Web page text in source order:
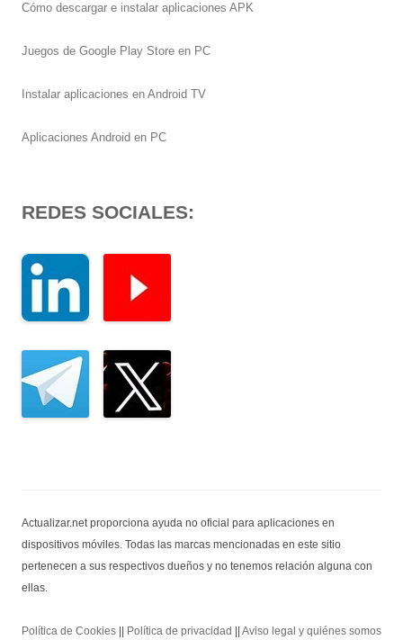
Cómo descargar e instalar aplicaciones APK
Juegos de Google Play Store en PC
Instalar aplicaciones en Android TV
Aplicaciones Android en PC
REDES SOCIALES:
Actualizar.net proporciona ayuda no oficial para aplicaciones en
dispositivos móviles. Todas las marcas mencionadas en este sitio
pertenecen a sus respectivos dueños y no tenemos relación alguna con
ellas.
Política de Cookies Política de privacidad Aviso legal y quiénes somos